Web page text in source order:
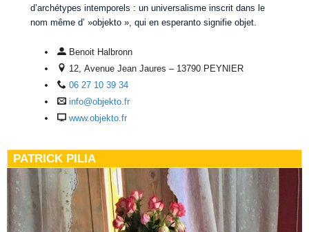
d’archétypes intemporels : un universalisme inscrit dans le
nom même d’ »objekto », qui en esperanto signifie objet.
Benoit Halbronn
12, Avenue Jean Jaures – 13790 PEYNIER
06 27 10 39 34
info@objekto.fr
www.objekto.fr
PATRICK PILIA